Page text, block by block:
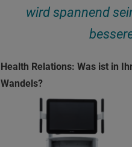
wird spannend
Health Relations: Was ist in
Wandels?